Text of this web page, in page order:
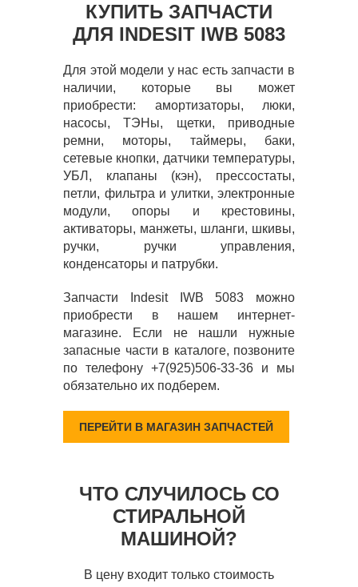
КУПИТЬ ЗАПЧАСТИ
ДЛЯ INDESIT IWB 5083
Для этой модели у нас есть запчасти в
наличии, которые вы может
приобрести: амортизаторы, люки,
насосы, ТЭНы, щетки, приводные
ремни, моторы, таймеры, баки,
сетевые кнопки, датчики температуры,
УБЛ, клапаны (кэн), прессостаты,
петли, фильтра и улитки, электронные
модули, опоры и крестовины,
активаторы, манжеты, шланги, шкивы,
ручки, ручки управления,
конденсаторы и патрубки.
Запчасти Indesit IWB 5083 можно
приобрести в нашем интернет-
магазине. Если не нашли нужные
запасные части в каталоге, позвоните
по телефону +7(925)506-33-36 и мы
обязательно их подберем.
ПЕРЕЙТИ В МАГАЗИН ЗАПЧАСТЕЙ
ЧТО СЛУЧИЛОСЬ СО
СТИРАЛЬНОЙ
МАШИНОЙ?
В цену входит только стоимость